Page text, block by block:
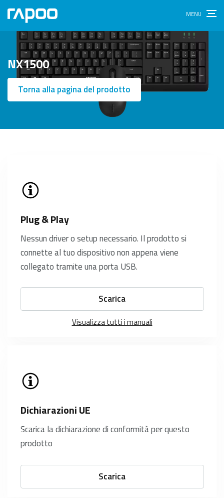
NX1500
Torna alla pagina del prodotto
Plug & Play
Nessun driver o setup necessario. Il prodotto si
connette al tuo dispositivo non appena viene
collegato tramite una porta USB.
Scarica
Visualizza tutti i manuali
Dichiarazioni UE
Scarica la dichiarazione di conformità per questo
prodotto
Scarica